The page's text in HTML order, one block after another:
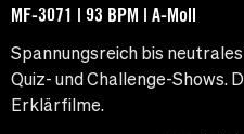
MF-3071 | 93 BPM | A-Moll
Spannungsreich bis
Quiz- und Challenge-Shows.
Erklärfilme.